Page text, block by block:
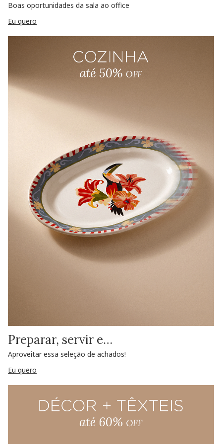
Boas oportunidades da sala ao office
Eu quero
Preparar, servir e…
Aproveitar essa seleção de achados!
Eu quero